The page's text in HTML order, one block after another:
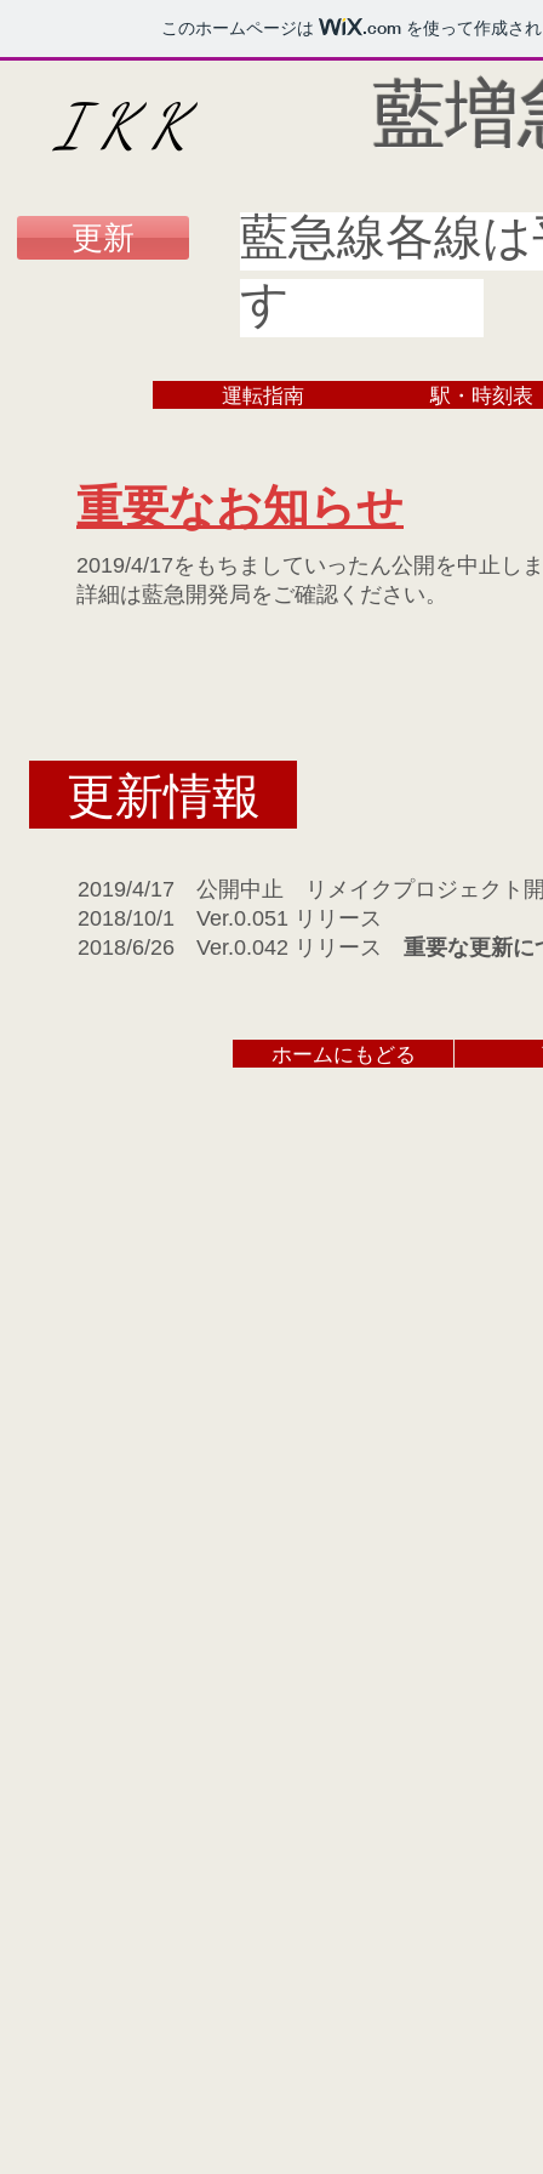
このホームページは .com を使って作成さ
I K K 藍増
更新
藍急線各線
す
運転指南 駅・時刻表
重要なお知らせ
2019/4/17をもちましていったん公開を中止し
​詳細は藍急開発局をご確認ください。
更新情報
2019/4/17 公開中止 リメイクプロジェクト
​2018/10/1 Ver.0.051 リリース
​2018/6/26 Ver.0.042 リリース 重要な更新に
ホームにもどる